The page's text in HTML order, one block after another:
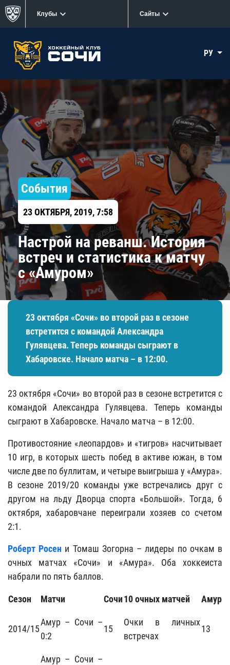
Клубы Сайты
РУ
События
23 ОКТЯБРЯ, 2019, 7:58
Настрой на реванш. История
встреч и статистика к матчу
с «Амуром»
23 октября «Сочи» во второй раз в сезоне
встретится с командой Александра
Гулявцева. Теперь команды сыграют в
Хабаровске. Начало матча – в 12:00.
23 октября «Сочи» во второй раз в сезоне встретится с
командой Александра Гулявцева. Теперь команды
сыграют в Хабаровске. Начало матча – в 12:00.
Противостояние «леопардов» и «тигров» насчитывает
10 игр, в которых шесть побед в активе южан, в том
числе две по буллитам, и четыре выигрыша у «Амура».
В сезоне 2019/20 команды уже встречались друг с
другом на льду Дворца спорта «Большой». Тогда, 6
октября, хабаровчане переиграли хозяев со счетом
2:1.
Роберт Росен и Томаш Зогорна – лидеры по очкам в
очных матчах «Сочи» и «Амура». Оба хоккеиста
набрали по пять баллов.
Сезон Матчи Сочи10очных матчей Амур
2014/15
Амур – Сочи –
0:2
15
Очки в личных
встречах
13
Амур – Сочи –